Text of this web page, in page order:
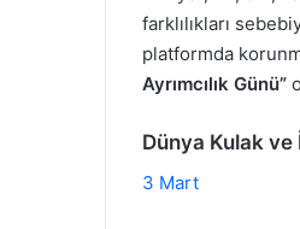
farklılıkları
platformda
Ayrımcılık Günü”
Dünya Kulak ve
3 Mart